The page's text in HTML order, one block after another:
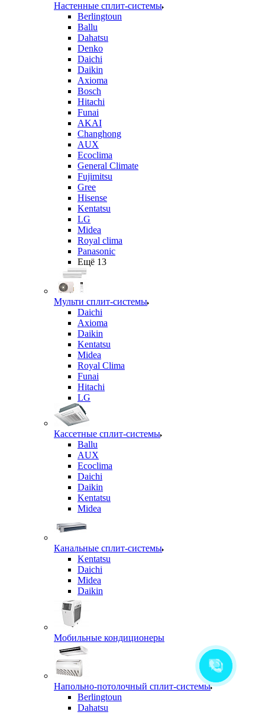
Настенные сплит-системы
Berlingtoun
Ballu
Dahatsu
Denko
Daichi
Daikin
Axioma
Bosch
Hitachi
Funai
AKAI
Changhong
AUX
Ecoclima
General Climate
Fujimitsu
Gree
Hisense
Kentatsu
LG
Midea
Royal clima
Panasonic
Ещё 13
Мульти сплит-системы
Daichi
Axioma
Daikin
Kentatsu
Midea
Royal Clima
Funai
Hitachi
LG
Кассетные сплит-системы
Ballu
AUX
Ecoclima
Daichi
Daikin
Kentatsu
Midea
Канальные сплит-системы
Kentatsu
Daichi
Midea
Daikin
Мобильные кондиционеры
Напольно-потолочный сплит-системы
Berlingtoun
Dahatsu